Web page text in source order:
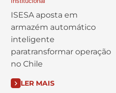
ISESA aposta em
armazém automático
inteligente
paratransformar operação
no Chile
LER MAIS